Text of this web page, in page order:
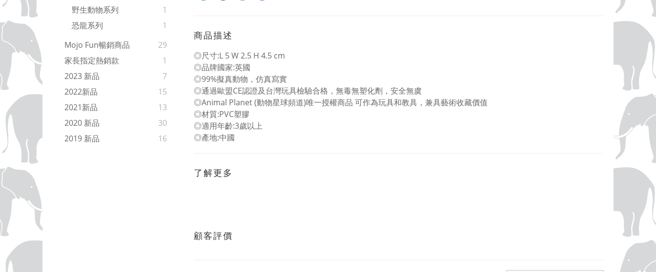
野生動物系列
1
恐龍系列
1
Mojo Fun暢銷商品
29
家長指定熱銷款
1
2023 新品
7
2022新品
15
2021新品
13
2020 新品
30
2019 新品
16
商品描述
◎尺寸:L 5 W 2.5 H 4.5 cm
◎品牌國家:英國
◎99%擬真動物，仿真寫實
◎通過歐盟CE認證及台灣玩具檢驗合格，無毒無塑化劑，安全無虞
◎Animal Planet (動物星球頻道)唯一授權商品 可作為玩具和教具，兼具藝術收藏價值
◎材質:PVC塑膠
◎適用年齡:3歲以上
◎產地:中國
了解更多
顧客評價